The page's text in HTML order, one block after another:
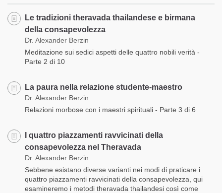
Le tradizioni theravada thailandese e birmana
della consapevolezza
Dr. Alexander Berzin
Meditazione sui sedici aspetti delle quattro nobili verità -
Parte 2 di 10
La paura nella relazione studente-maestro
Dr. Alexander Berzin
Relazioni morbose con i maestri spirituali - Parte 3 di 6
I quattro piazzamenti ravvicinati della
consapevolezza nel Theravada
Dr. Alexander Berzin
Sebbene esistano diverse varianti nei modi di praticare i
quattro piazzamenti ravvicinati della consapevolezza, qui
esamineremo i metodi theravada thailandesi così come